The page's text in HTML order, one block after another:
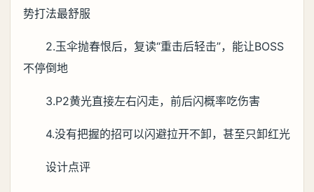
势打法最舒服
2.玉伞抛春恨后，复读“重击后轻击”，能让BOSS
不停倒地
3.P2黄光直接左右闪走，前后闪概率吃伤害
4.没有把握的招可以闪避拉开不卸，甚至只卸红光
设计点评